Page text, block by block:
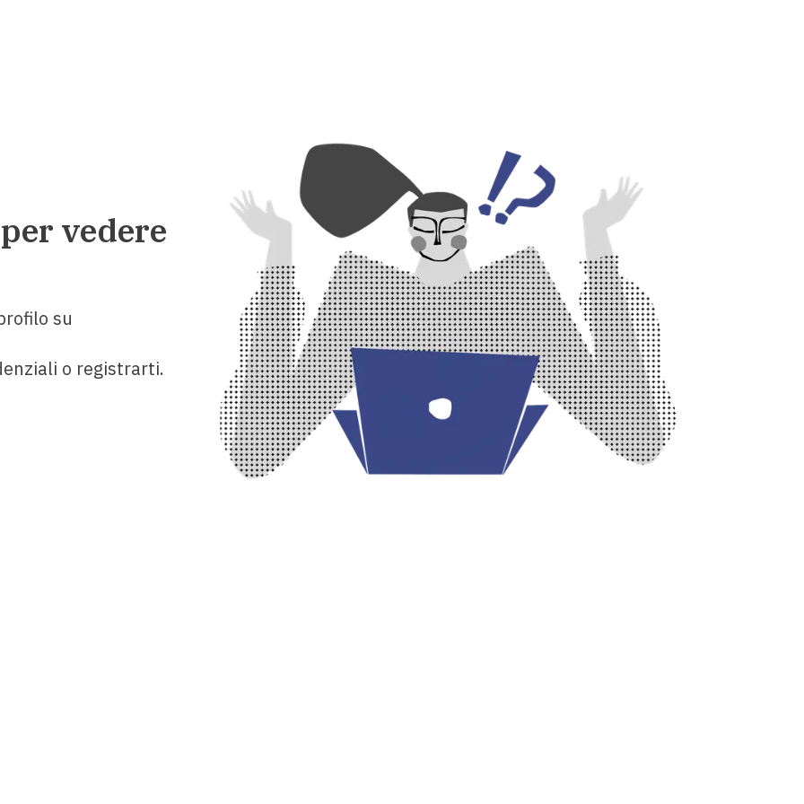
vedere
su
o registrarti.